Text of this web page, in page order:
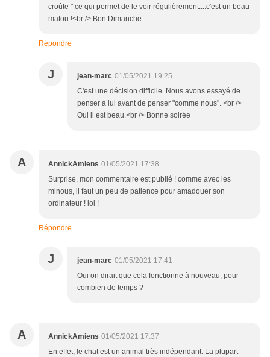
croûte " ce qui permet de le voir régulièrement....c'est un beau
matou !<br /> Bon Dimanche
Répondre
J jean-marc 01/05/2021 19:25
C'est une décision difficile. Nous avons essayé de
penser à lui avant de penser "comme nous". <br />
Oui il est beau.<br /> Bonne soirée
A AnnickAmiens 01/05/2021 17:38
Surprise, mon commentaire est publié ! comme avec les
minous, il faut un peu de patience pour amadouer son
ordinateur ! lol !
Répondre
J jean-marc 01/05/2021 17:41
Oui on dirait que cela fonctionne à nouveau, pour
combien de temps ?
A AnnickAmiens 01/05/2021 17:37
En effet, le chat est un animal très indépendant. La plupart